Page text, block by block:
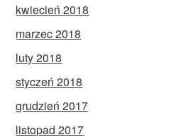
kwiecień 2018
marzec 2018
luty 2018
styczeń 2018
grudzień 2017
listopad 2017